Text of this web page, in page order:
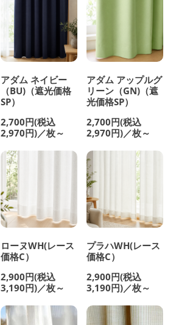
アダム ネイビー
（BU)（遮光価格
SP）
2,700円(税込
2,970円)／枚～
アダム アップルグ
リーン（GN)（遮
光価格SP）
2,700円(税込
2,970円)／枚～
ローヌWH(レース
価格C）
2,900円(税込
3,190円)／枚～
プラハWH(レース
価格C）
2,900円(税込
3,190円)／枚～